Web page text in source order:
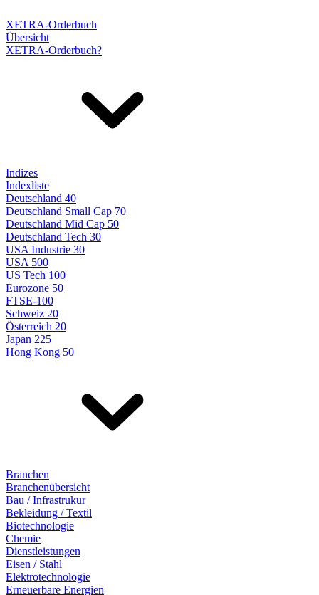
XETRA-Orderbuch
Übersicht
XETRA-Orderbuch?
Indizes
Indexliste
Deutschland 40
Deutschland Small Cap 70
Deutschland Mid Cap 50
Deutschland Tech 30
USA Industrie 30
USA 500
US Tech 100
Eurozone 50
FTSE-100
Schweiz 20
Österreich 20
Japan 225
Hong Kong 50
Branchen
Branchenübersicht
Bau / Infrastrukur
Bekleidung / Textil
Biotechnologie
Chemie
Dienstleistungen
Eisen / Stahl
Elektrotechnologie
Erneuerbare Energien